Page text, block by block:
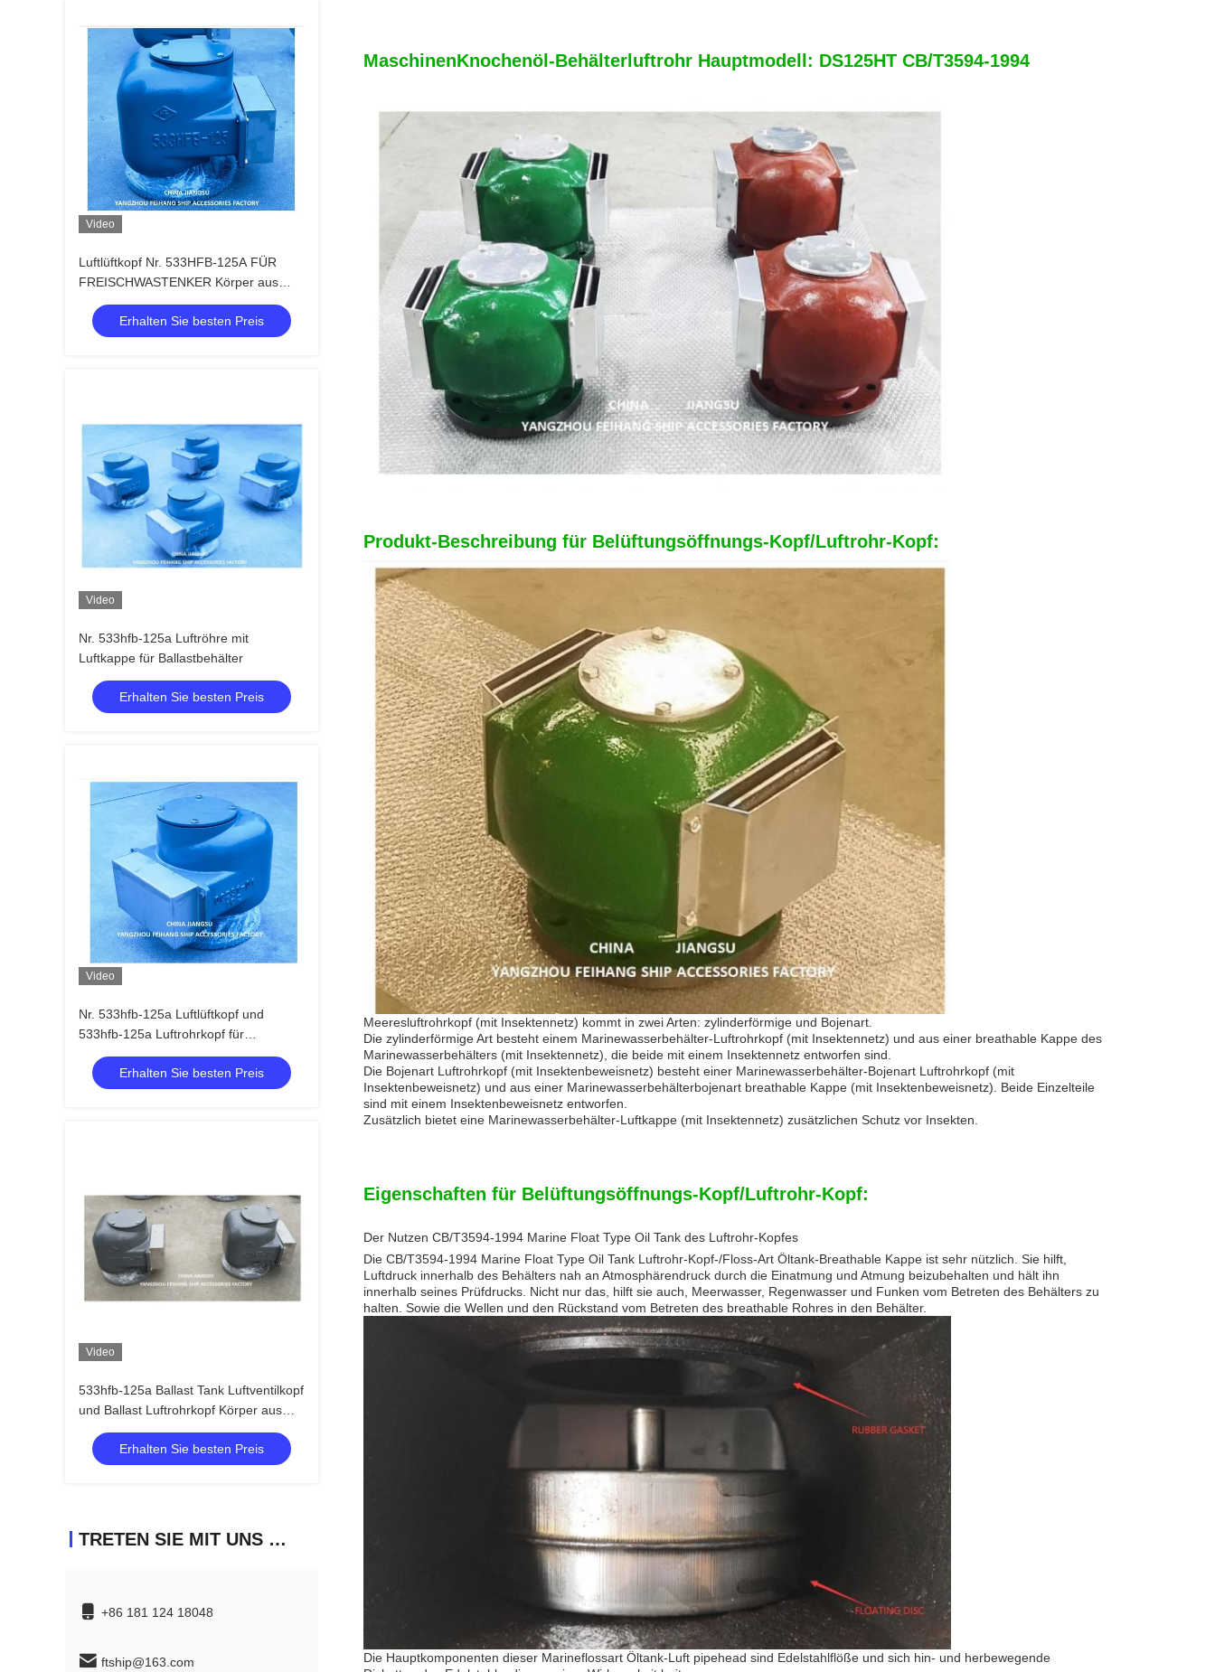
Video
Luftlüftkopf Nr. 533HFB-125A FÜR
FREISCHWASTENKER Körper aus
Gusseisen mit Edelstahlfloater
Erhalten Sie besten Preis
Video
Nr. 533hfb-125a Luftröhre mit
Luftkappe für Ballastbehälter
Erhalten Sie besten Preis
Video
Nr. 533hfb-125a Luftlüftkopf und
533hfb-125a Luftrohrkopf für
Ballastbehälter
Erhalten Sie besten Preis
Video
533hfb-125a Ballast Tank Luftventilkopf
und Ballast Luftrohrkopf Körper aus
Gusseisen mit Edelstahlschwimmer
Erhalten Sie besten Preis
TRETEN SIE MIT UNS IN VERBINDUNG
+86 181 124 18048
ftship@163.com
MaschinenKnochenöl-Behälterluftrohr Hauptmodell: DS125HT CB/T3594-1994
Produkt-Beschreibung für Belüftungsöffnungs-Kopf/Luftrohr-Kopf:
Meeresluftrohrkopf (mit Insektennetz) kommt in zwei Arten: zylinderförmige und Bojenart.
Die zylinderförmige Art besteht einem Marinewasserbehälter-Luftrohrkopf (mit Insektennetz) und aus einer breathable Kappe des
Marinewasserbehälters (mit Insektennetz), die beide mit einem Insektennetz entworfen sind.
Die Bojenart Luftrohrkopf (mit Insektenbeweisnetz) besteht einer Marinewasserbehälter-Bojenart Luftrohrkopf (mit
Insektenbeweisnetz) und aus einer Marinewasserbehälterbojenart breathable Kappe (mit Insektenbeweisnetz). Beide Einzelteile
sind mit einem Insektenbeweisnetz entworfen.
Zusätzlich bietet eine Marinewasserbehälter-Luftkappe (mit Insektennetz) zusätzlichen Schutz vor Insekten.
Eigenschaften für Belüftungsöffnungs-Kopf/Luftrohr-Kopf:
Der Nutzen CB/T3594-1994 Marine Float Type Oil Tank des Luftrohr-Kopfes
Die CB/T3594-1994 Marine Float Type Oil Tank Luftrohr-Kopf-/Floss-Art Öltank-Breathable Kappe ist sehr nützlich. Sie hilft,
Luftdruck innerhalb des Behälters nah an Atmosphärendruck durch die Einatmung und Atmung beizubehalten und hält ihn
innerhalb seines Prüfdrucks. Nicht nur das, hilft sie auch, Meerwasser, Regenwasser und Funken vom Betreten des Behälters zu
halten. Sowie die Wellen und den Rückstand vom Betreten des breathable Rohres in den Behälter.
Die Hauptkomponenten dieser Marineflossart Öltank-Luft pipehead sind Edelstahlflöße und sich hin- und herbewegende